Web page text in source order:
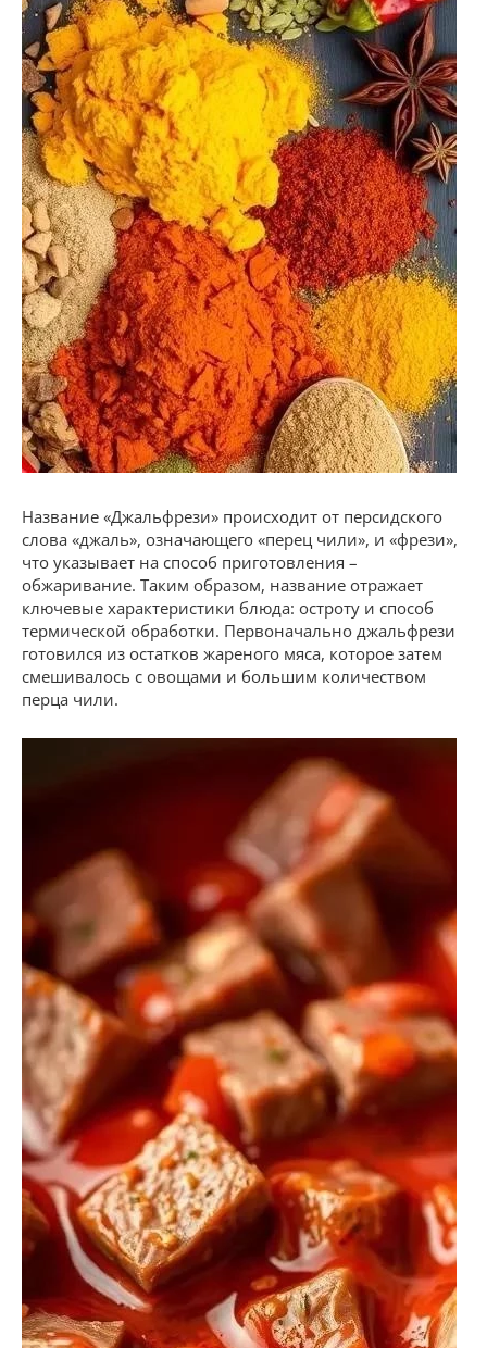
Название «Джальфрези» происходит от персидского
слова «джаль», означающего «перец чили», и «фрези»,
что указывает на способ приготовления –
обжаривание. Таким образом, название отражает
ключевые характеристики блюда: остроту и способ
термической обработки. Первоначально джальфрези
готовился из остатков жареного мяса, которое затем
смешивалось с овощами и большим количеством
перца чили.